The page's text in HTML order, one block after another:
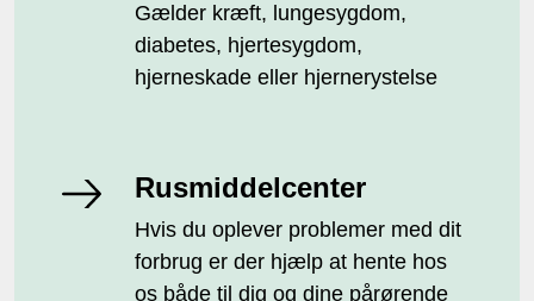
Gælder kræft, lungesygdom,
diabetes, hjertesygdom,
hjerneskade eller hjernerystelse
Rusmiddelcenter
Hvis du oplever problemer med dit
forbrug er der hjælp at hente hos
os både til dig og dine pårørende